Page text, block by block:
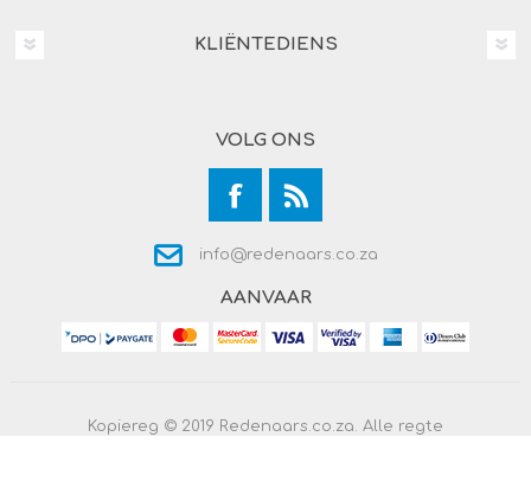
KLIËNTEDIENS
VOLG ONS
info@redenaars.co.za
AANVAAR
Kopiereg © 2019 Redenaars.co.za. Alle regte